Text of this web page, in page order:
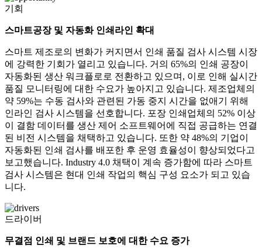
기회
스마트공장 및 자동화 인쇄라인 확대
스마트 제조로의 변화가 커지면서 인쇄 품질 검사 시스템 시장
에 강력한 기회가 열리고 있습니다. 거의 65%의 인쇄 공장이
자동화된 생산 워크플로로 전환하고 있으며, 이로 인해 실시간
품질 모니터링에 대한 수요가 높아지고 있습니다. 제조업체의
약 59%는 수동 검사와 관련된 가동 중지 시간을 없애기 위해
인라인 검사 시스템을 선호합니다. 포장 인쇄업체의 52% 이상
이 결함 데이터를 생산 제어 소프트웨어에 직접 공급하는 연결
된 비전 시스템을 채택하고 있습니다. 또한 약 48%의 기업이
자동화된 인쇄 검사를 배포한 후 운영 효율성이 향상되었다고
보고했습니다. Industry 4.0 채택이 계속 증가함에 따라 스마트
검사 시스템은 현대 인쇄 작업의 핵심 구성 요소가 되고 있습
니다.
드라이버
무결점 인쇄 및 브랜드 보호에 대한 수요 증가